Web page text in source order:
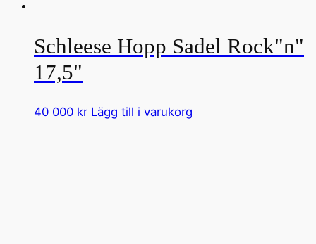
Schleese Hopp Sadel Rock"n"
17,5"
40 000 kr Lägg till i varukorg